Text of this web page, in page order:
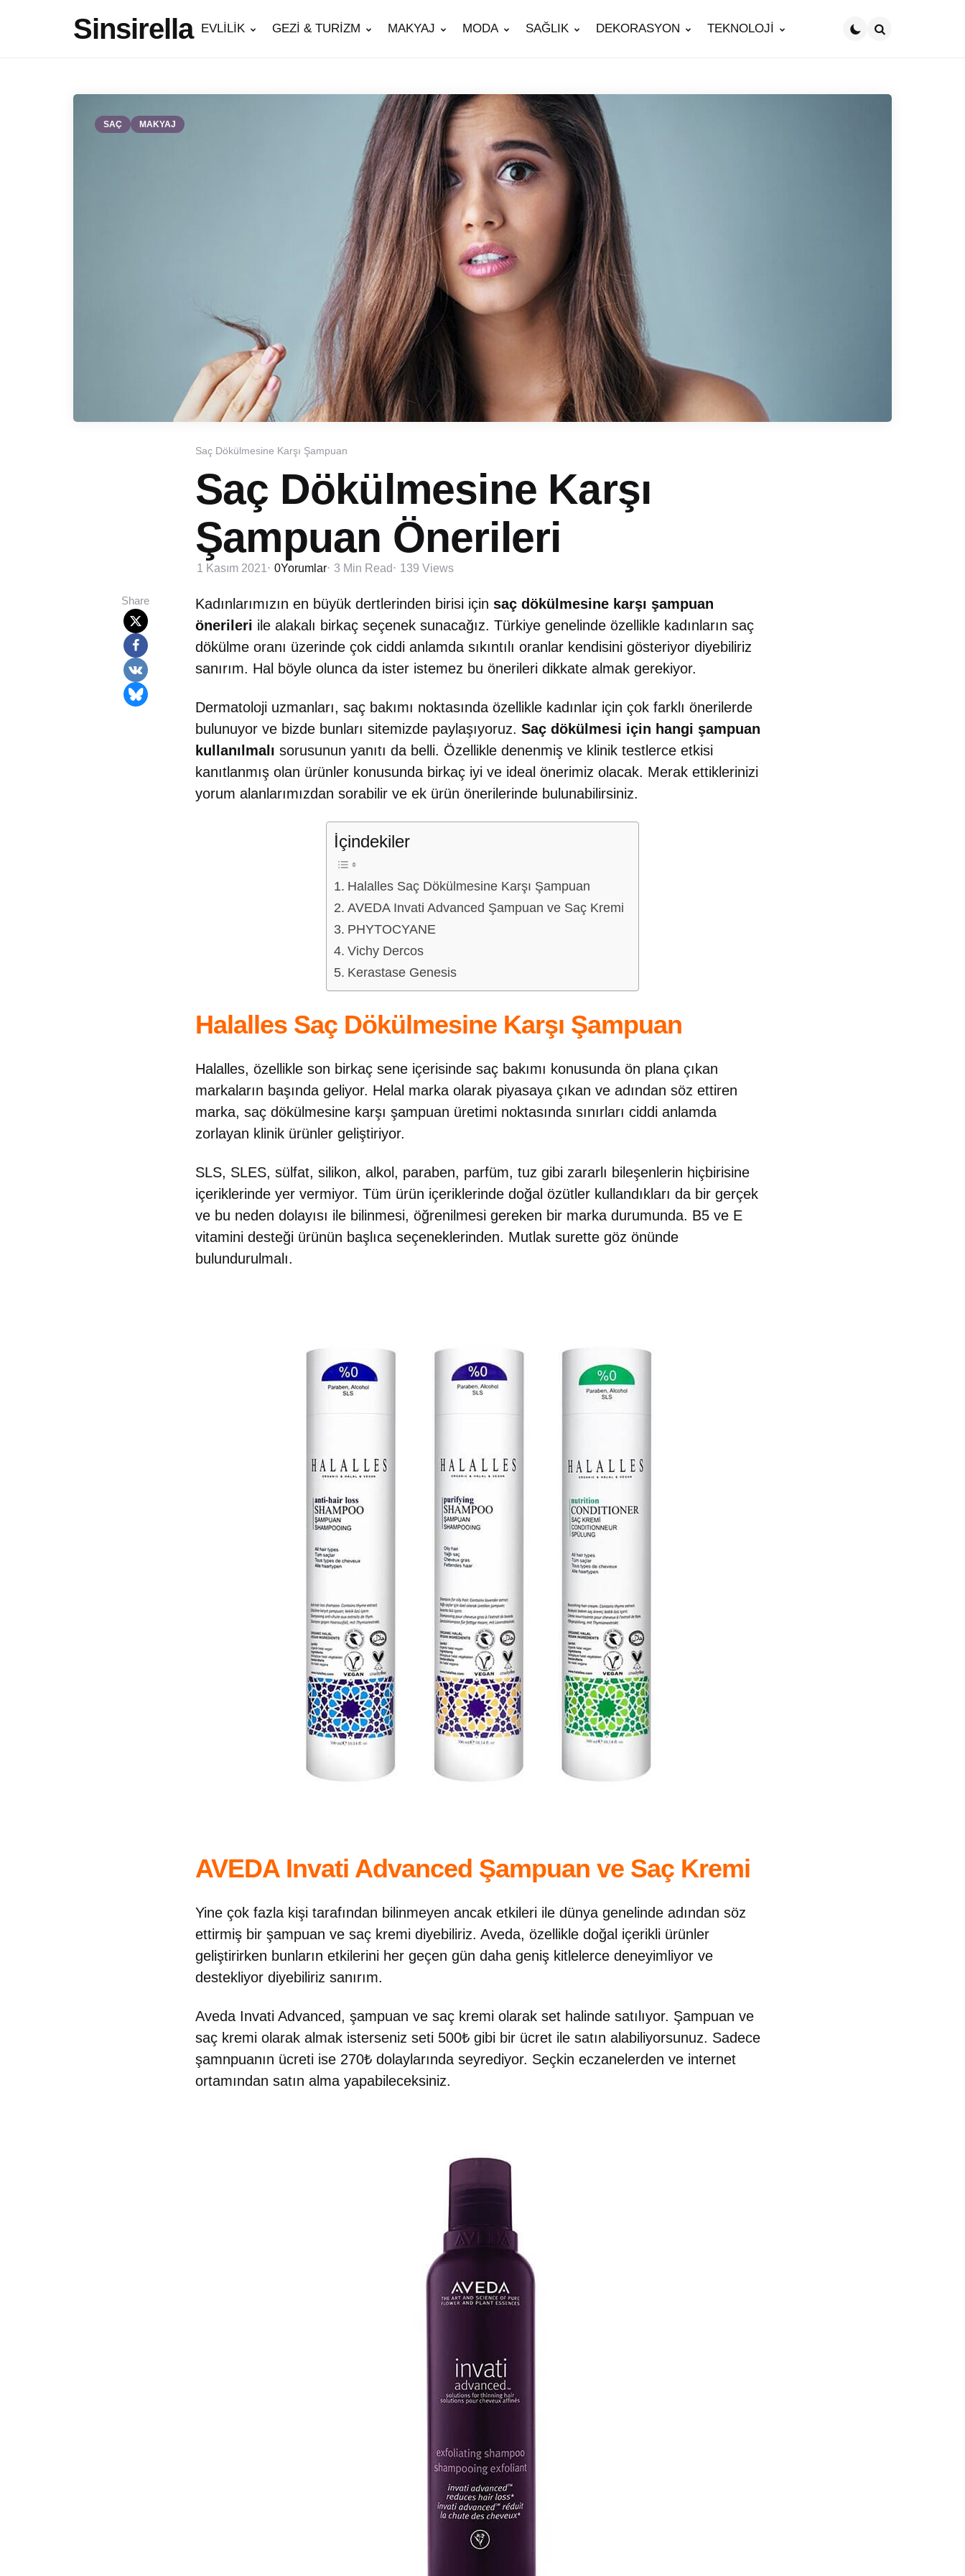
Sinsirella EVLİLİK GEZİ & TURİZM MAKYAJ MODA SAĞLIK DEKORASYON TEKNOLOJİ
SAÇ MAKYAJ
Saç Dökülmesine Karşı Şampuan
Saç Dökülmesine Karşı
Şampuan Önerileri
1 Kasım 2021 0Yorumlar 3 Min Read 139 Views
Share Kadınlarımızın en büyük dertlerinden birisi için saç dökülmesine karşı şampuan
önerileri ile alakalı birkaç seçenek sunacağız. Türkiye genelinde özellikle kadınların saç
dökülme oranı üzerinde çok ciddi anlamda sıkıntılı oranlar kendisini gösteriyor diyebiliriz
sanırım. Hal böyle olunca da ister istemez bu önerileri dikkate almak gerekiyor.
Dermatoloji uzmanları, saç bakımı noktasında özellikle kadınlar için çok farklı önerilerde
bulunuyor ve bizde bunları sitemizde paylaşıyoruz. Saç dökülmesi için hangi şampuan
kullanılmalı sorusunun yanıtı da belli. Özellikle denenmiş ve klinik testlerce etkisi
kanıtlanmış olan ürünler konusunda birkaç iyi ve ideal önerimiz olacak. Merak ettiklerinizi
yorum alanlarımızdan sorabilir ve ek ürün önerilerinde bulunabilirsiniz.
İçindekiler
Halalles Saç Dökülmesine Karşı Şampuan
AVEDA Invati Advanced Şampuan ve Saç Kremi
PHYTOCYANE
Vichy Dercos
Kerastase Genesis
Halalles Saç Dökülmesine Karşı Şampuan
Halalles, özellikle son birkaç sene içerisinde saç bakımı konusunda ön plana çıkan
markaların başında geliyor. Helal marka olarak piyasaya çıkan ve adından söz ettiren
marka, saç dökülmesine karşı şampuan üretimi noktasında sınırları ciddi anlamda
zorlayan klinik ürünler geliştiriyor.
SLS, SLES, sülfat, silikon, alkol, paraben, parfüm, tuz gibi zararlı bileşenlerin hiçbirisine
içeriklerinde yer vermiyor. Tüm ürün içeriklerinde doğal özütler kullandıkları da bir gerçek
ve bu neden dolayısı ile bilinmesi, öğrenilmesi gereken bir marka durumunda. B5 ve E
vitamini desteği ürünün başlıca seçeneklerinden. Mutlak surette göz önünde
bulundurulmalı.
AVEDA Invati Advanced Şampuan ve Saç Kremi
Yine çok fazla kişi tarafından bilinmeyen ancak etkileri ile dünya genelinde adından söz
ettirmiş bir şampuan ve saç kremi diyebiliriz. Aveda, özellikle doğal içerikli ürünler
geliştirirken bunların etkilerini her geçen gün daha geniş kitlelerce deneyimliyor ve
destekliyor diyebiliriz sanırım.
Aveda Invati Advanced, şampuan ve saç kremi olarak set halinde satılıyor. Şampuan ve
saç kremi olarak almak isterseniz seti 500₺ gibi bir ücret ile satın alabiliyorsunuz. Sadece
şamnpuanın ücreti ise 270₺ dolaylarında seyrediyor. Seçkin eczanelerden ve internet
ortamından satın alma yapabileceksiniz.